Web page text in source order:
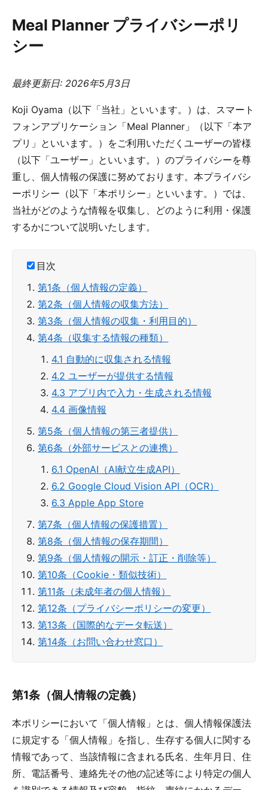
Meal Planner プライバシーポリ
シー
最終更新日: 2026年5月3日
Koji Oyama（以下「当社」といいます。）は、スマート
フォンアプリケーション「Meal Planner」（以下「本ア
プリ」といいます。）をご利用いただくユーザーの皆様
（以下「ユーザー」といいます。）のプライバシーを尊
重し、個人情報の保護に努めております。本プライバシ
ーポリシー（以下「本ポリシー」といいます。）では、
当社がどのような情報を収集し、どのように利用・保護
するかについて説明いたします。
目次
第1条（個人情報の定義）
第2条（個人情報の収集方法）
第3条（個人情報の収集・利用目的）
第4条（収集する情報の種類）
4.1 自動的に収集される情報
4.2 ユーザーが提供する情報
4.3 アプリ内で入力・生成される情報
4.4 画像情報
第5条（個人情報の第三者提供）
第6条（外部サービスとの連携）
6.1 OpenAI（AI献立生成API）
6.2 Google Cloud Vision API（OCR）
6.3 Apple App Store
第7条（個人情報の保護措置）
第8条（個人情報の保存期間）
第9条（個人情報の開示・訂正・削除等）
第10条（Cookie・類似技術）
第11条（未成年者の個人情報）
第12条（プライバシーポリシーの変更）
第13条（国際的なデータ転送）
第14条（お問い合わせ窓口）
第1条（個人情報の定義）
本ポリシーにおいて「個人情報」とは、個人情報保護法
に規定する「個人情報」を指し、生存する個人に関する
情報であって、当該情報に含まれる氏名、生年月日、住
所、電話番号、連絡先その他の記述等により特定の個人